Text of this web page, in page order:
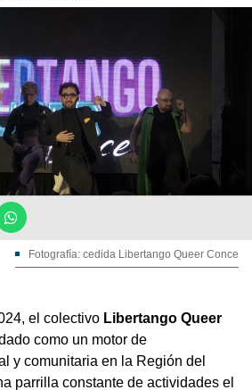

Fotografía: cedida Libertango Queer Conce
el colectivo Libertango Queer
como un motor de
y comunitaria en la Región del
parrilla constante de actividades el